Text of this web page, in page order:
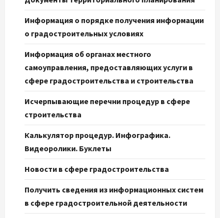
Информация о порядке получения информации
о градостроительных условиях
Информация об органах местного
самоуправления, предоставляющих услуги в
сфере градостроительства и строительства
Исчерпывающие перечни процедур в сфере
строительства
Калькулятор процедур. Инфографика.
Видеоролики. Буклеты
Новости в сфере градостроительства
Получить сведения из информационных систем
в сфере градостроительной деятельности